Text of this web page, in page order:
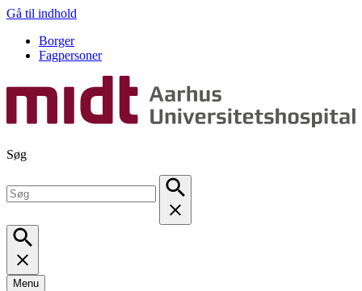
Gå til indhold
Borger
Fagpersoner
Søg
Menu